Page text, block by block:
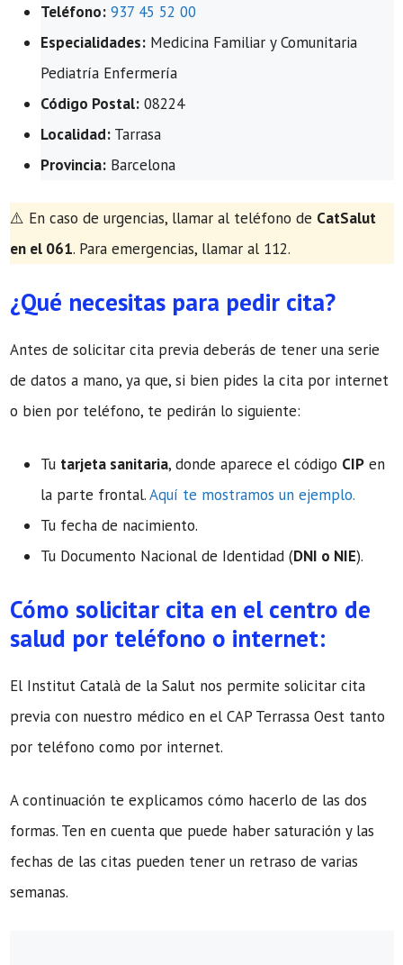
Teléfono: 937 45 52 00
Especialidades: Medicina Familiar y Comunitaria
Pediatría Enfermería
Código Postal: 08224
Localidad: Tarrasa
Provincia: Barcelona
​⚠️ En caso de urgencias, llamar al teléfono de CatSalut
en el 061. Para emergencias, llamar al 112.
¿Qué necesitas para pedir cita?
Antes de solicitar cita previa deberás de tener una serie
de datos a mano, ya que, si bien pides la cita por internet
o bien por teléfono, te pedirán lo siguiente:
Tu tarjeta sanitaria, donde aparece el código CIP en
la parte frontal.Aquí te mostramos un ejemplo.
Tu fecha de nacimiento.
Tu Documento Nacional de Identidad (DNI o NIE).
Cómo solicitar cita en el centro de
salud por teléfono o internet:
El Institut Català de la Salut nos permite solicitar cita
previa con nuestro médico en el CAP Terrassa Oest tanto
por teléfono como por internet.
A continuación te explicamos cómo hacerlo de las dos
formas. Ten en cuenta que puede haber saturación y las
fechas de las citas pueden tener un retraso de varias
semanas.